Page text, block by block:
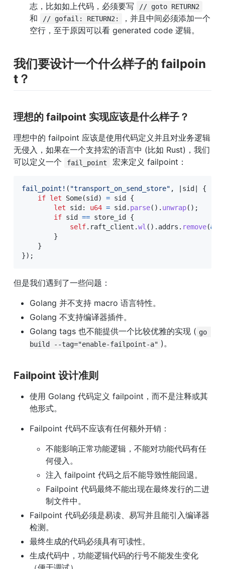
志，比如如上代码，必须要写
// goto RETURN2
和 // gofail: RETURN2:
，并且中间必须添加一个
空行，至于原因可以看 generated code 逻辑。
我们要设计一个什么样子的 failpoin
t？
理想的 failpoint 实现应该是什么样子？
理想中的 failpoint 应该是使用代码定义并且对业务逻辑
无侵入，如果在一个支持宏的语言中 (比如 Rust)，我们
可以定义一个
fail_point 宏来定义 failpoint：
fail_point! ( "transport_on_send_store" , sid
{
if let Some(sid ) = sid {
let sid : u64 = sid . parse( ) . unwrap( ) ;
if sid == store_id {
self. raft_client .wl ( ) . addrs . remove(&
}
}
}) ;
但是我们遇到了一些问题：
Golang 并不支持 macro 语言特性。
Golang 不支持编译器插件。
Golang tags 也不能提供一个比较优雅的实现 ( go
build --tag="enable-failpoint-a" )。
Failpoint 设计准则
使用 Golang 代码定义 failpoint，而不是注释或其
他形式。
Failpoint 代码不应该有任何额外开销：
不能影响正常功能逻辑，不能对功能代码有任
何侵入。
注入 failpoint 代码之后不能导致性能回退。
Failpoint 代码最终不能出现在最终发行的二进
制文件中。
Failpoint 代码必须是易读、易写并且能引入编译器
检测。
最终生成的代码必须具有可读性。
生成代码中，功能逻辑代码的行号不能发生变化